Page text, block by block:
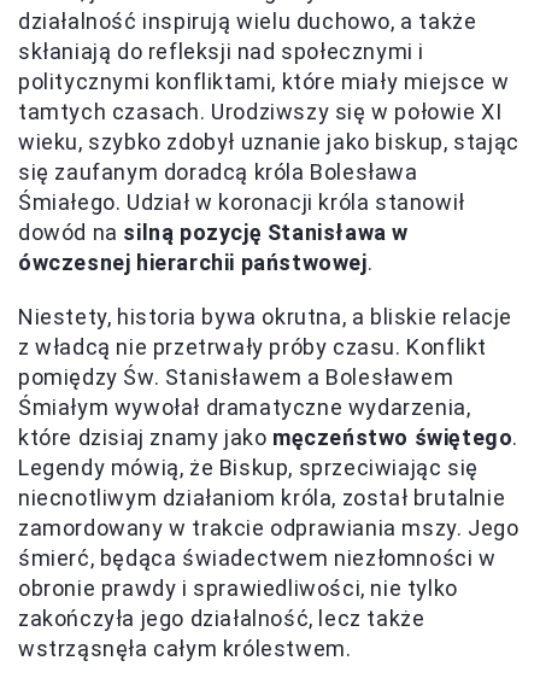
działalność inspirują wielu duchowo, a także
skłaniają do refleksji nad społecznymi i
politycznymi konfliktami, które miały miejsce w
tamtych czasach. Urodziwszy się w połowie XI
wieku, szybko zdobył uznanie jako biskup, stając
się zaufanym doradcą króla Bolesława
Śmiałego. Udział w koronacji króla stanowił
dowód na silną pozycję Stanisława w
ówczesnej hierarchii państwowej.
Niestety, historia bywa okrutna, a bliskie relacje
z władcą nie przetrwały próby czasu. Konflikt
pomiędzy Św. Stanisławem a Bolesławem
Śmiałym wywołał dramatyczne wydarzenia,
które dzisiaj znamy jako męczeństwo świętego.
Legendy mówią, że Biskup, sprzeciwiając się
niecnotliwym działaniom króla, został brutalnie
zamordowany w trakcie odprawiania mszy. Jego
śmierć, będąca świadectwem niezłomności w
obronie prawdy i sprawiedliwości, nie tylko
zakończyła jego działalność, lecz także
wstrząsnęła całym królestwem.